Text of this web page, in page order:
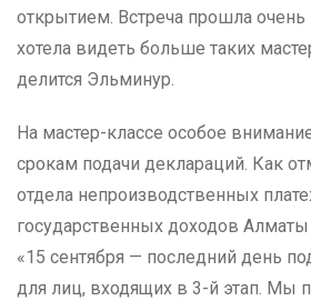
открытием. Встреча прошла очень
хотела видеть больше таких
делится Эльминур.
На мастер-классе особое
срокам подачи деклараций. Как
отдела непроизводственных
государственных доходов
«15 сентября — последний день
для лиц, входящих в 3-й этап. Мы